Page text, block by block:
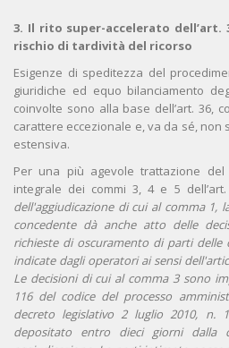
3. Il rito super-accelerato dell’art.
rischio di tardività del ricorso
Esigenze di speditezza del
giuridiche ed equo bilanciamento
coinvolte sono alla base dell’art. 36,
carattere eccezionale e, va da sé,
estensiva.
Per una più agevole trattazione
integrale dei commi 3, 4 e 5 dell’art.
dell'aggiudicazione di cui al comma 1,
concedente dà anche atto delle
richieste di oscuramento di parti
indicate dagli operatori ai sensi
Le decisioni di cui al comma 3 sono
116 del codice del processo
decreto legislativo 2 luglio 2010, n.
depositato entro dieci giorni dalla